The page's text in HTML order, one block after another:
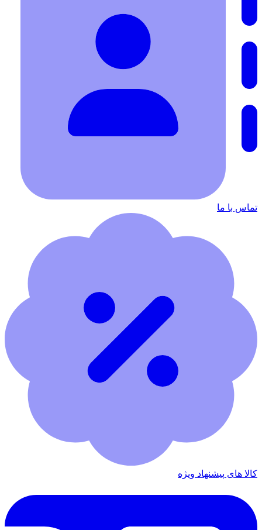
تماس با ما
کالا های پیشنهاد ویژه